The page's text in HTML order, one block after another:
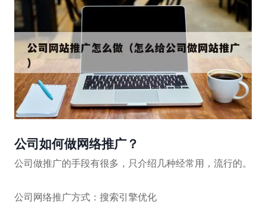
公司如何做网络推广？
公司做推广的手段有很多，只介绍几种经常用，流行的。
公司网络推广方式：搜索引擎优化